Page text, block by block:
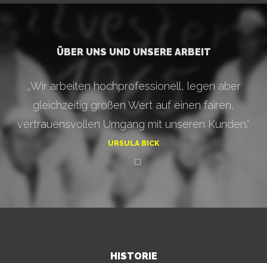
ÜBER UNS UND UNSERE ARBEIT
„Wir arbeiten hochprofessionell, legen aber
gleichzeitig großen Wert auf einen fairen,
vertrauensvollen Umgang mit unseren Kunden.“
URSULA BICK
HISTORIE